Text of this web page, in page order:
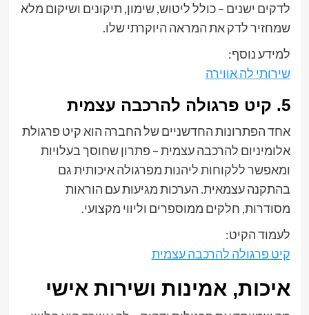
לדקים ישנים – כולל ליטוש, שימון, תיקונים ושיקום מלא
שמחזיר לדק את המראה היוקרתי שלו.
למידע נוסף:
שירותי לה אווירה
5. קיט פרגולה להרכבה עצמית
אחד הפתרונות החדשניים של החברה הוא קיט פרגולת
אלומיניום להרכבה עצמית – פתרון שחוסך בעלויות
ומאפשר ללקוחות ליהנות מפרגולה איכותית גם
בהתקנה עצמאית. הערכות מגיעות עם הוראות
מסודרות, חלקים ממוספרים וליווי מקצועי.
לעמוד הקיט:
קיט פרגולה להרכבה עצמית
איכות, אמינות ושירות אישי